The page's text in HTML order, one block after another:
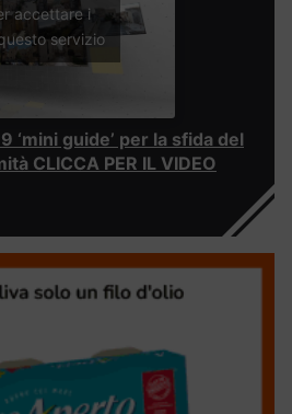
accettare i
servizio
‘mini guide’ per la sfida del
CLICCA PER IL VIDEO